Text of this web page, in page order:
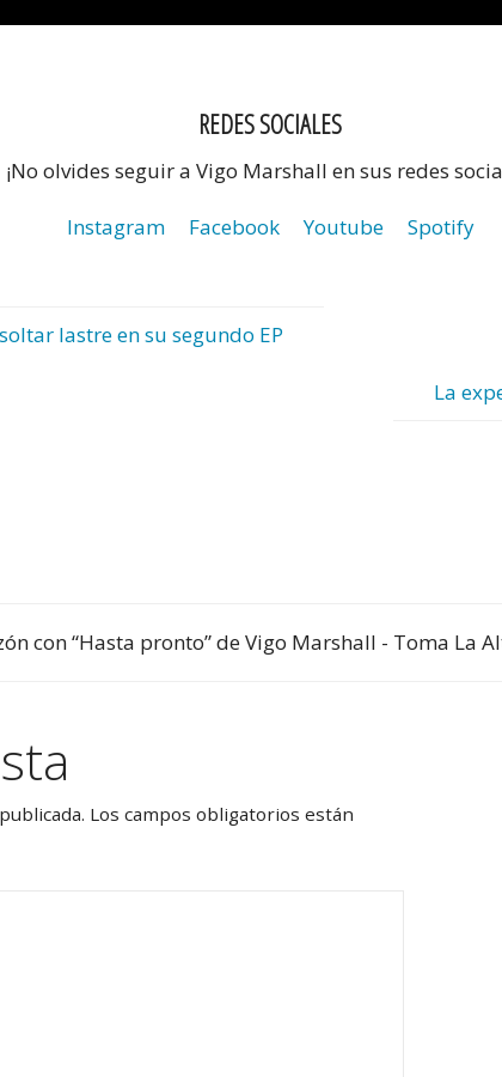
REDES SOCIALES
¡No olvides seguir a Vigo Marshall en sus redes
Instagram Facebook Youtube Spotify
lastre en su segundo EP
La
con “Hasta pronto” de Vigo Marshall - Toma La
Los campos obligatorios están